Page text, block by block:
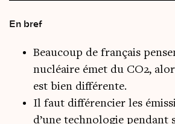
En bref
Beaucoup de français
nucléaire émet du CO2,
est bien différente.
Il faut différencier les
d’une technologie pendant